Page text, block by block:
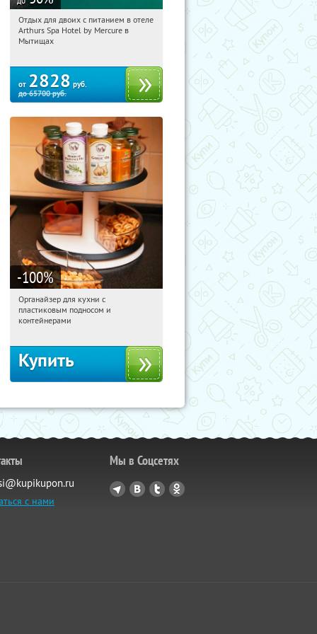
21:31:51
Купи первым!
Московская обл., г. Мытищи, д.
Отдых для двоих с питанием в отеле
Arthurs Spa Hotel by Mercure в
Мытищах
от 2828 руб.
до65700руб.
-100%
21:31:51 Получили:
Россия
Органайзер для кухни с
пластиковым подносом и
контейнерами
Купить
с нами
Мы в Соцсетях